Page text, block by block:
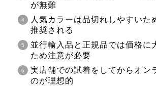
が無難
人気カラーは品切れしやすいた
推奨される
並行輸入品と正規品では価格に
ため注意が必要
実店舗での試着をしてからオン
のが理想的